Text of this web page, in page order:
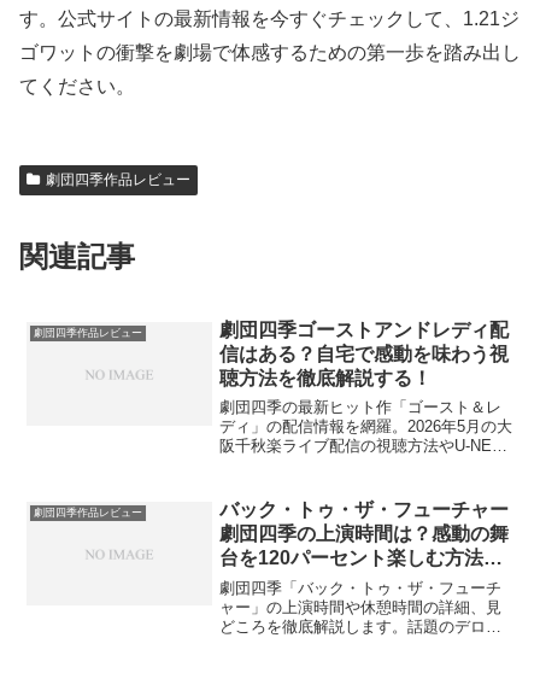
す。公式サイトの最新情報を今すぐチェックして、1.21ジ
ゴワットの衝撃を劇場で体感するための第一歩を踏み出し
てください。
劇団四季作品レビュー
関連記事
劇団四季作品レビュー
劇団四季ゴーストアンドレディ配
信はある？自宅で感動を味わう視
聴方法を徹底解説する！
劇団四季の最新ヒット作「ゴースト＆レ
ディ」の配信情報を網羅。2026年5月の大
阪千秋楽ライブ配信の視聴方法やU-NEXT
な物語を自宅で楽しむためのポイントも
紹介。フローとグレイの絆を映像で何度
でも堪能したいファン必見の記事です。
劇団四季作品レビュー
バック・トゥ・ザ・フューチャー
劇団四季の上演時間は？感動の舞
台を120パーセント楽しむ方法を
教えます！
劇団四季「バック・トゥ・ザ・フューチ
ャー」の上演時間や休憩時間の詳細、見
どころを徹底解説します。話題のデロリ